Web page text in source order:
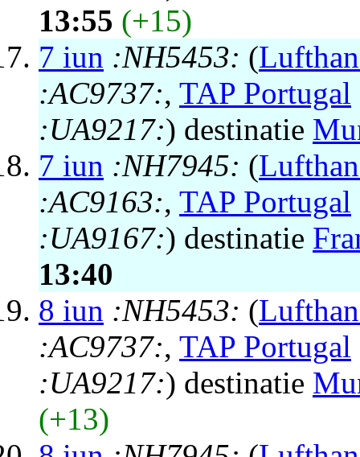
13:55 (+15)
7 iun :NH5453: (
:AC9737:, TAP Portugal
:UA9217:) destinatie
7 iun :NH7945: (
:AC9163:, TAP Portugal
:UA9167:) destinatie
13:40
8 iun :NH5453: (
:AC9737:, TAP Portugal
:UA9217:) destinatie
(+13)